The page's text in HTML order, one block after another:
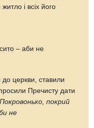
і всіх його
– аби не
до церкви, ставили
Пречисту дати
покрий
не